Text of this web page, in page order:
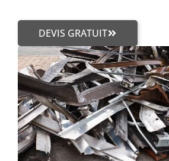
DEVIS GRATUIT